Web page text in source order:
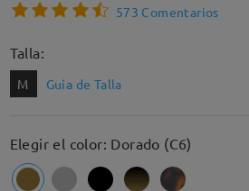
573 Comentarios
Talla:
M Guía de Talla
Elegir el color: Dorado (C6)